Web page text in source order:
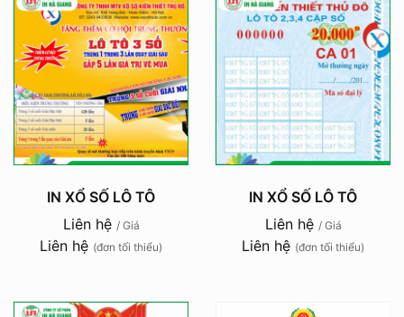
IN XỔ SỐ LÔ TÔ
Liên hệ / Giá
Liên hệ (đơn tối thiểu)
IN XỔ SỐ LÔ TÔ
Liên hệ / Giá
Liên hệ (đơn tối thiểu)